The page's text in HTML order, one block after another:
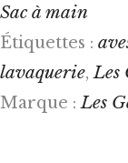
Sac à main
Étiquettes :
lavaquerie,Les
Marque :Les